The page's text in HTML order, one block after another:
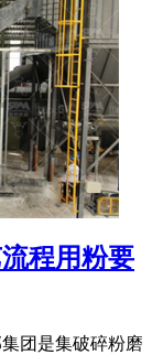
程用粉要
团是集破碎粉磨